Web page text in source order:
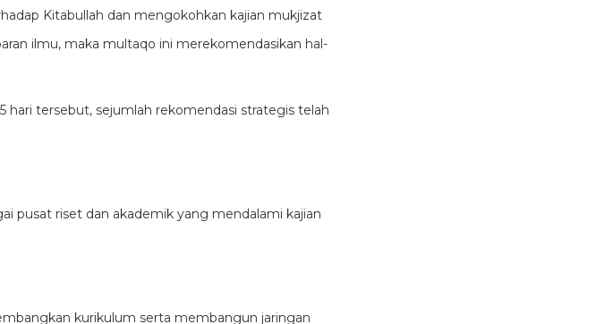
Kitabullah dan mengokohkan kajian mukjizat
ilmu, maka multaqo ini merekomendasikan hal-
hari tersebut, sejumlah rekomendasi strategis telah
pusat riset dan akademik yang mendalami kajian
kurikulum serta membangun jaringan